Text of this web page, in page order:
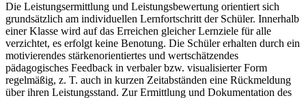
Die Leistungsermittlung und Leistungsbewertung orientiert sich
grundsätzlich am individuellen Lernfortschritt der Schüler. Innerhalb
einer Klasse wird auf das Erreichen gleicher Lernziele für alle
verzichtet, es erfolgt keine Benotung. Die Schüler erhalten durch ein
motivierendes stärkenorientiertes und wertschätzendes
pädagogisches Feedback in verbaler bzw. visualisierter Form
regelmäßig, z. T. auch in kurzen Zeitabständen eine Rückmeldung
über ihren Leistungsstand. Zur Ermittlung und Dokumentation des